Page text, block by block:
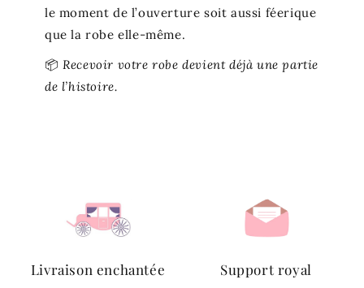
le moment de l’ouverture soit aussi féerique
que la robe elle-même.
📦 Recevoir votre robe devient déjà une partie
de l’histoire.
Livraison enchantée Support royal